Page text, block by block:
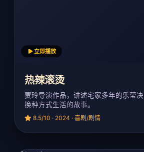
立即播放
热辣滚烫
贾玲导演作品，讲述宅家多年的乐莹
换种方式生活的故事。
8.5/10 · 2024 · 喜剧/剧情